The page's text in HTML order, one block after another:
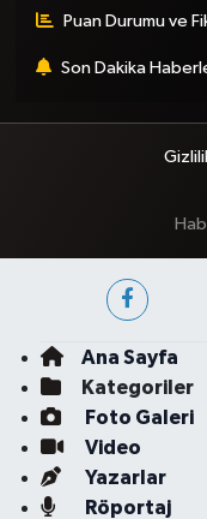
Puan Durumu ve
Son Dakika
Ana Sayfa
Kategoriler
Foto Galeri
Video
Yazarlar
Röportaj